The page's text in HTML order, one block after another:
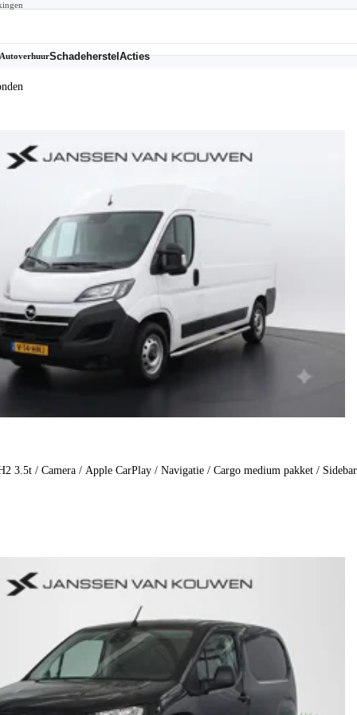
AutoverhuurSchadeherstelActies
3.5t / Camera / Apple CarPlay / Navigatie / Cargo medium pakket /